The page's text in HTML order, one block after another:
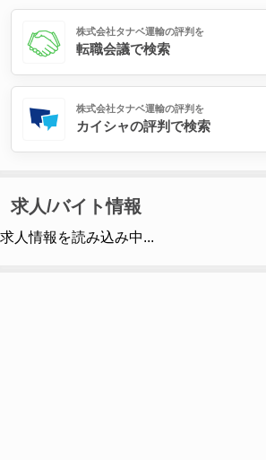
株式会社タナベ運輸の評判を
転職会議で検索
株式会社タナベ運輸の評判を
カイシャの評判で検索
求人/バイト情報
求人情報を読み込み中...